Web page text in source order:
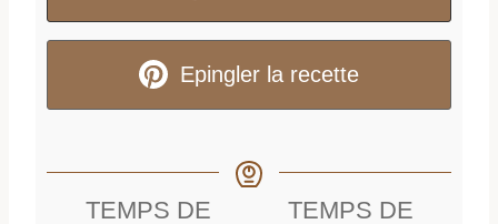
Epingler la recette
TEMPS DE TEMPS DE